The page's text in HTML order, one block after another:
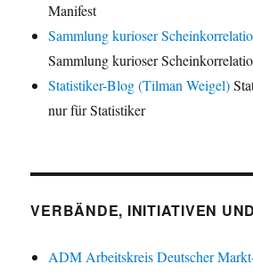
Manifest
Sammlung kurioser
Sammlung kurioser
Statistiker-Blog (Tilman Weigel)
nur für Statistiker
VERBÄNDE, INITIATIVEN
ADM Arbeitskreis Deutscher